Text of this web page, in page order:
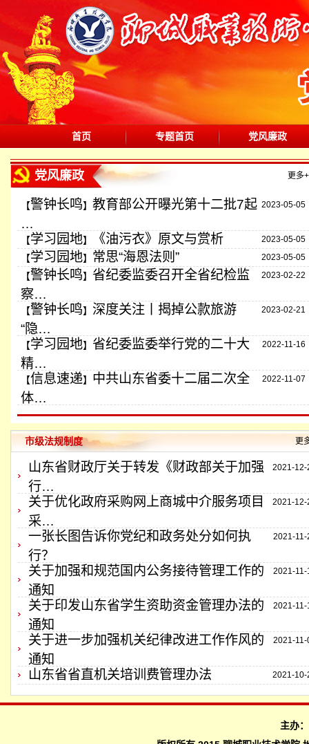
首页 专题首页 党风廉政
更多+
党风廉政
2023-05-05
【警钟长鸣】 教育部公开曝光第十二批7起
2023-05-05
【学习园地】 《油污衣》原文与赏析
2023-05-05
【学习园地】 常思“海恩法则”
2023-02-22
【警钟长鸣】 省纪委监委召开全省纪检监
察…
2023-02-21
【警钟长鸣】 深度关注丨揭掉公款旅游
“隐…
2022-11-16
【学习园地】 省纪委监委举行党的二十大
精…
2022-11-07
【信息速递】 中共山东省委十二届二次全
体…
更
市级法规制度
2021-12-
山东省财政厅关于转发《财政部关于加强
行…
2021-12-
关于优化政府采购网上商城中介服务项目
采…
2021-11-
一张长图告诉你党纪和政务处分如何执
行？
2021-11-
关于加强和规范国内公务接待管理工作的
通知
2021-11-
关于印发山东省学生资助资金管理办法的
通知
2021-11-
关于进一步加强机关纪律改进工作作风的
通知
2021-10-
山东省省直机关培训费管理办法
主办